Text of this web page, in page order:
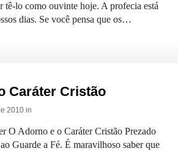
tê-lo como ouvinte hoje. A profecia está
dias. Se você pensa que os…
Caráter Cristão
2010 in
O Adorno e o Caráter Cristão Prezado
Guarde a Fé. É maravilhoso saber que